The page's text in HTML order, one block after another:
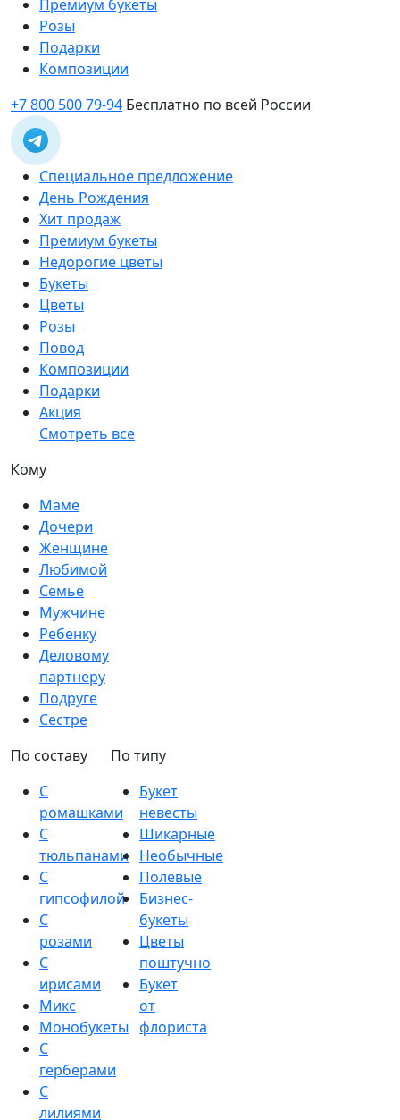
Премиум букеты
Розы
Подарки
Композиции
+7 800 500 79-94 Бесплатно по всей России
Специальное предложение
День Рождения
Хит продаж
Премиум букеты
Недорогие цветы
Букеты
Цветы
Розы
Повод
Композиции
Подарки
Акция
Смотреть все
Кому
Маме
Дочери
Женщине
Любимой
Семье
Мужчине
Ребенку
Деловому
партнеру
Подруге
Сестре
По составу
С
ромашками
С
тюльпанами
С
гипсофилой
С
розами
С
ирисами
Микс
Монобукеты
С
герберами
С
лилиями
По типу
Букет
невесты
Шикарные
Необычные
Полевые
Бизнес-
букеты
Цветы
поштучно
Букет
от
флориста